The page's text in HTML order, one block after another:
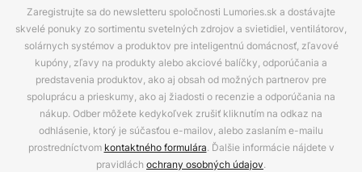
Zaregistrujte sa do newsletteru spoločnosti Lumories.sk a dostávajte
skvelé ponuky zo sortimentu svetelných zdrojov a svietidiel, ventilátorov,
solárnych systémov a produktov pre inteligentnú domácnosť, zľavové
kupóny, zľavy na produkty alebo akciové balíčky, odporúčania a
predstavenia produktov, ako aj obsah od možných partnerov pre
spoluprácu a prieskumy, ako aj žiadosti o recenzie a odporúčania na
nákup. Odber môžete kedykoľvek zrušiť kliknutím na odkaz na
odhlásenie, ktorý je súčasťou e-mailov, alebo zaslaním e-mailu
prostredníctvom kontaktného formulára. Ďalšie informácie nájdete v
pravidlách ochrany osobných údajov.